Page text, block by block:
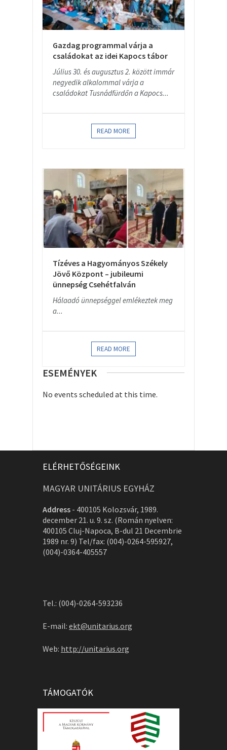
Gazdag programmal várja a
családokat az idei Kapocs tábor
Július 30. és augusztus 2. között immár
negyedik alkalommal várja a
családokat Tusnádfürdőn a Kapocs...
READ MORE
Tízéves a Hagyományos Székely
Jövő Központ – jubileumi
ünnepség Csehétfalván
Hálaadó ünnepséggel emlékeztek meg
a...
READ MORE
ESEMÉNYEK
No events scheduled at this time.
ELÉRHETŐSÉGEINK
MAGYAR UNITÁRIUS EGYHÁZ
Address - 400105 Kolozsvár, 1989.
december 21. u. 9. sz. (Román nyelven:
400105 Cluj-Napoca, B-dul 21 Decembrie
1989 nr. 9) Tel/fax: (004)-0264-595927,
(004)-0364-405557
Tel.: (004)-0264-593236
E-mail: ekt@unitarius.org
Web: http://unitarius.org
TÁMOGATÓK